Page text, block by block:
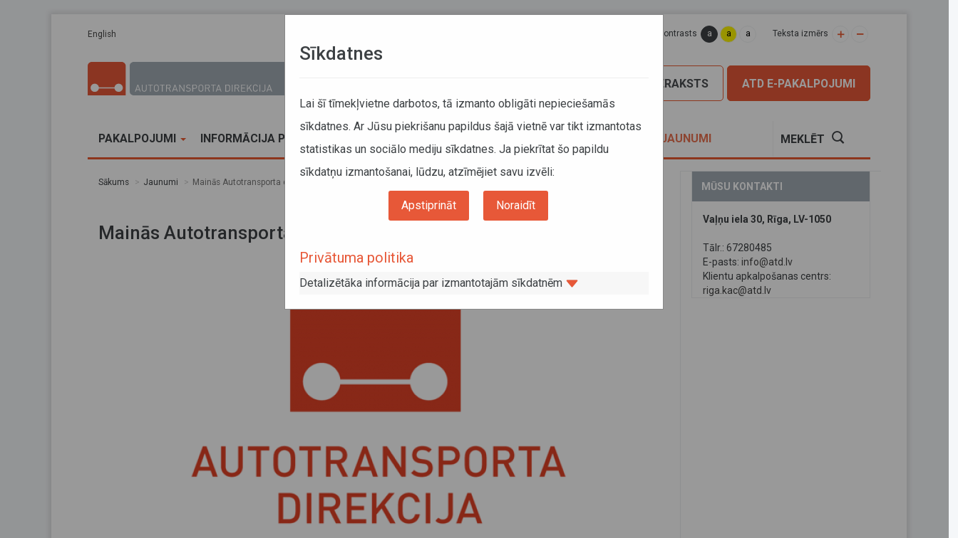
English Lapas kontrasts a a a Teksta izmērs
ATD E-PAKALPOJUMI
PIERAKSTS
PAKALPOJUMI INFORMĀCIJA PĀRVADĀTĀJIEM JAUNUMI MEKLĒT
Sākums Jaunumi Mainās Autotransporta direkcijas pagaidu valdes sastāvs
Mainās Autotransporta direkcijas pagaidu valdes sastāvs
MŪSU KONTAKTI
Vaļņu iela 30, Rīga, LV-1050
Tālr.: 67280485
E-pasts: info@atd.lv
Klientu apkalpošanas centrs:
riga.kac@atd.lv
Sīkdatnes
Lai šī tīmekļvietne darbotos, tā izmanto obligāti nepieciešamās
sīkdatnes. Ar Jūsu piekrišanu papildus šajā vietnē var tikt izmantotas
statistikas un sociālo mediju sīkdatnes. Ja piekrītat šo papildu
sīkdatņu izmantošanai, lūdzu, atzīmējiet savu izvēli:
Apstiprināt Noraidīt
Privātuma politika
Detalizētāka informācija par izmantotajām sīkdatnēm